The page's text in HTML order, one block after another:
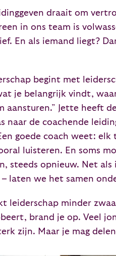
draait om
in ons team is
En als iemand liegt?
begint met
je belangrijk vindt,
aansturen.” Jette heeft
naar de coachende
goede coach weet:
luisteren. En soms
steeds opnieuw. Net
laten we het samen
leiderschap minder
brand je op. Veel
zijn. Maar je mag